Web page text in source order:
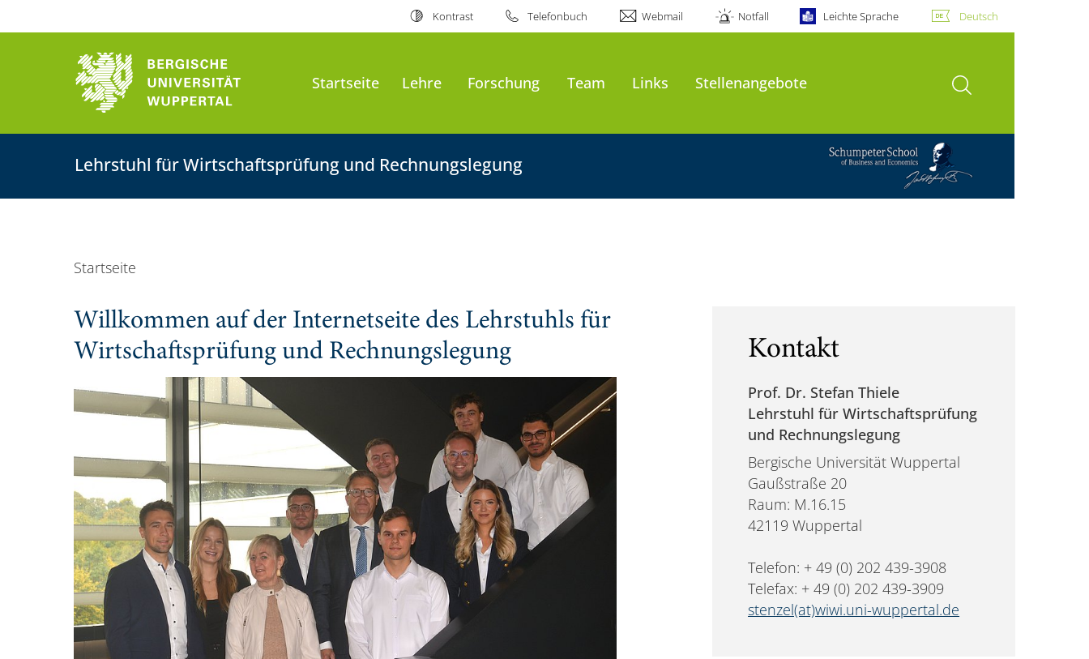
Kontrast Telefonbuch Webmail Notfall Leichte Sprache Deutsch
Startseite Lehre Forschung Team Links Stellenangebote Suche öffnen
Lehrstuhl für Wirtschaftsprüfung und Rechnungslegung
Startseite
Willkommen auf der Internetseite des Lehrstuhls für
Wirtschaftsprüfung und Rechnungslegung
Kontakt
Prof. Dr. Stefan Thiele
Lehrstuhl für Wirtschaftsprüfung
und Rechnungslegung
Bergische Universität Wuppertal
Gaußstraße 20
Raum: M.16.15
42119 Wuppertal
Telefon: + 49 (0) 202 439-3908
Telefax: + 49 (0) 202 439-3909
stenzel(at)wiwi.uni-wuppertal.de